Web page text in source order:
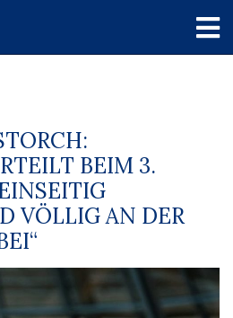
BEIM 3.
VÖLLIG AN DER